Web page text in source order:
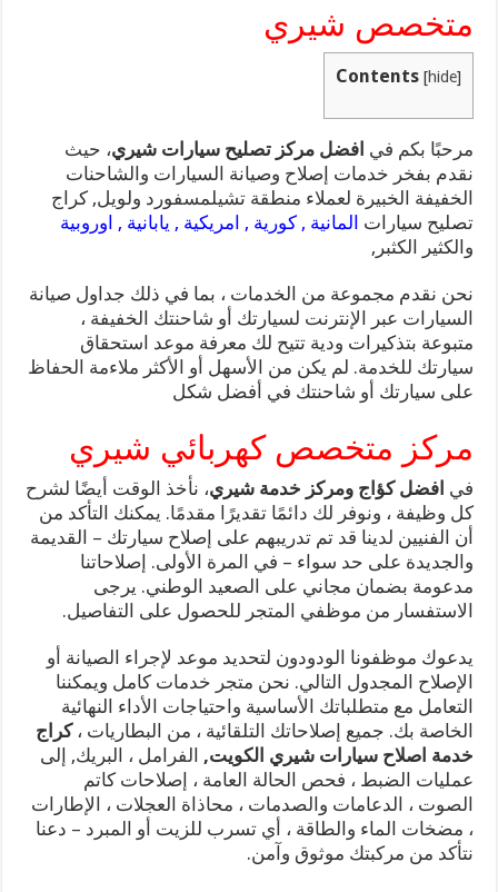
متخصص شيري
Contents [hide]
مرحبًا بكم في افضل مركز تصليح سيارات شيري، حيث
نقدم بفخر خدمات إصلاح وصيانة السيارات والشاحنات
الخفيفة الخبيرة لعملاء منطقة تشيلمسفورد ولويل, كراج
تصليح سيارات المانية , كورية , امريكية , يابانية , اوروبية
والكثير الكثبر,
نحن نقدم مجموعة من الخدمات ، بما في ذلك جداول صيانة
السيارات عبر الإنترنت لسيارتك أو شاحنتك الخفيفة ،
متبوعة بتذكيرات ودية تتيح لك معرفة موعد استحقاق
سيارتك للخدمة. لم يكن من الأسهل أو الأكثر ملاءمة الحفاظ
على سيارتك أو شاحنتك في أفضل شكل
مركز متخصص كهربائي شيري
في افضل كؤاج ومركز خدمة شيري، نأخذ الوقت أيضًا لشرح
كل وظيفة ، ونوفر لك دائمًا تقديرًا مقدمًا. يمكنك التأكد من
أن الفنيين لدينا قد تم تدريبهم على إصلاح سيارتك – القديمة
والجديدة على حد سواء – في المرة الأولى. إصلاحاتنا
مدعومة بضمان مجاني على الصعيد الوطني. يرجى
الاستفسار من موظفي المتجر للحصول على التفاصيل.
يدعوك موظفونا الودودون لتحديد موعد لإجراء الصيانة أو
الإصلاح المجدول التالي. نحن متجر خدمات كامل ويمكننا
التعامل مع متطلباتك الأساسية واحتياجات الأداء النهائية
الخاصة بك. جميع إصلاحاتك التلقائية ، من البطاريات ،كراج
خدمة اصلاح سيارات شيري الكويت, الفرامل ، البريك, إلى
عمليات الضبط ، فحص الحالة العامة ، إصلاحات كاتم
الصوت ، الدعامات والصدمات ، محاذاة العجلات ، الإطارات
، مضخات الماء والطاقة ، أي تسرب للزيت أو المبرد – دعنا
نتأكد من مركبتك موثوق وآمن.